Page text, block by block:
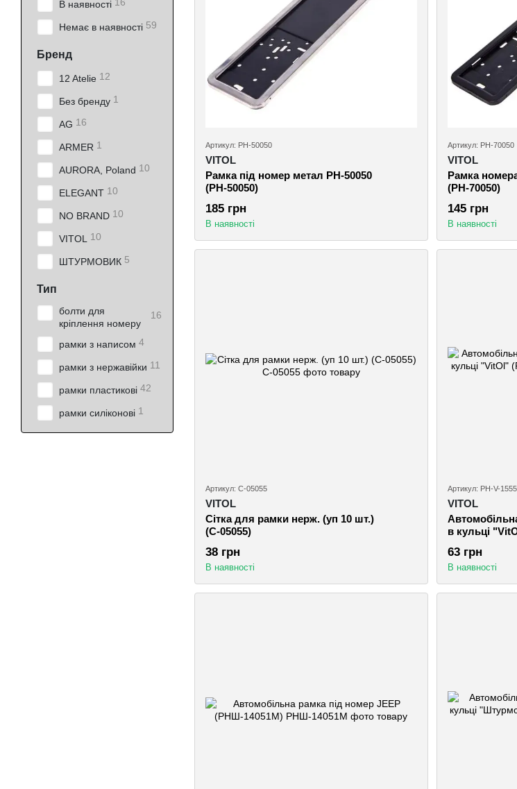
Артикул: РН-50050
VITOL
Рамка під номер метал РН-50050
(РН-50050)
185 грн
В наявності
Артикул: РН-70050
VITOL
Рамка
(РН-70050)
145 грн
В наявності
Артикул: С-05055
VITOL
Сітка для рамки нерж. (уп 10 шт.)
(С-05055)
38 грн
В наявності
Артикул: РН-V-
VITOL
в кульці
63 грн
В наявності
В наявності
Немає в наявності 59
Бренд
12 Atelie 12
Без бренду 1
AG 16
ARMER 1
AURORA, Poland 10
ELEGANT 10
NO BRAND 10
VITOL 10
ШТУРМОВИК 5
Тип
болти для
кріплення номеру
16
рамки з написом 4
рамки з нержавійки 11
рамки пластикові 42
рамки силіконові 1